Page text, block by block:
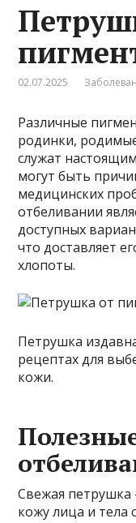
02.07.2025
Различные
родинки,
служат
могут быть
медицинских
отбеливании
доступных
что доставляет
хлопоты.
Петрушка
рецептах для
кожи.
Свежая петрушка
кожу лица и тела